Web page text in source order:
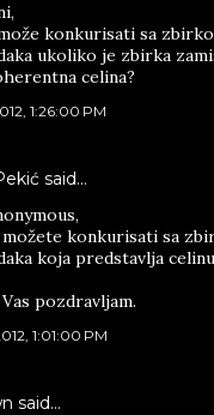
konkurisati sa
ukoliko je zbirka
celina?
1:26:00 PM
said…
možete konkurisati sa
koja predstavlja
pozdravljam.
1:01:00 PM
said…